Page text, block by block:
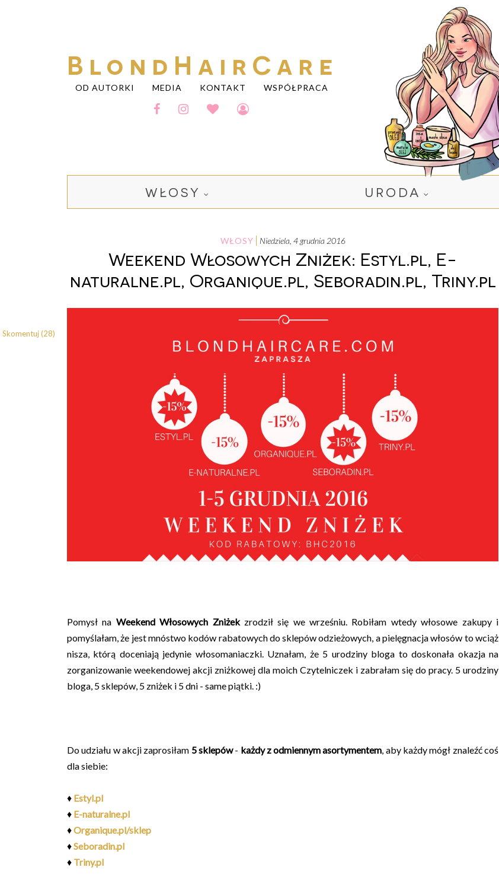
BlondHairCare
OD AUTORKI MEDIA KONTAKT WSPÓŁPRACA
WŁOSY URODA
WŁOSY niedziela, 4 grudnia 2016
Weekend Włosowych Zniżek: Estyl.pl, E-
naturalne.pl, Organique.pl, Seboradin.pl, Triny.pl
Pomysł na Weekend Włosowych Zniżekzrodził się we wrześniu. Robiłam wtedy włosowe zakupy i
pomyślałam, że jest mnóstwo kodów rabatowych do sklepów odzieżowych, a pielęgnacja włosów to wciąż
nisza, którą doceniają jedynie włosomaniaczki. Uznałam, że 5 urodziny bloga to doskonała okazja na
zorganizowanie weekendowej akcji zniżkowej dla moich Czytelniczek i zabrałam się do pracy. 5 urodziny
bloga, 5 sklepów, 5 zniżek i 5 dni - same piątki. :)
Do udziału w akcji zaprosiłam 5sklepów- każdy z odmiennym asortymentem , aby każdy mógł znaleźć coś
dla siebie:
♦ Estyl.pl
♦ E-naturalne.pl
♦Organique.pl/sklep
♦Seboradin.pl
♦ Triny.pl
Skomentuj (28)